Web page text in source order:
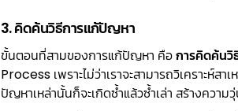
3. คิดค้นวิธีการแก้ปัญหา
ขั้นตอนที่สามของการแก้ปัญหา คือการคิดค้น
Process เพราะไม่ว่าเราจะสามารถวิเคราะ
ปัญหาเหล่านั้นก็จะเกิดซ้ำแล้วซ้ำเล่า สร้างความ